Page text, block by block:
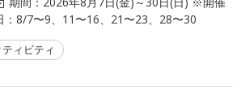
：8/7〜9、11〜16、21〜23、28〜30
ィビティ